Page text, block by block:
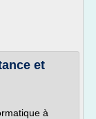
et
à